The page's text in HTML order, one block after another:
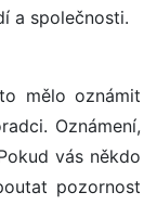
a společnosti.
mělo oznámit
Oznámení,
vás někdo
pozornost